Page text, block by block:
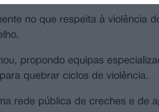
no que respeita à violência
propondo equipas
quebrar ciclos de violência.
rede pública de creches e de